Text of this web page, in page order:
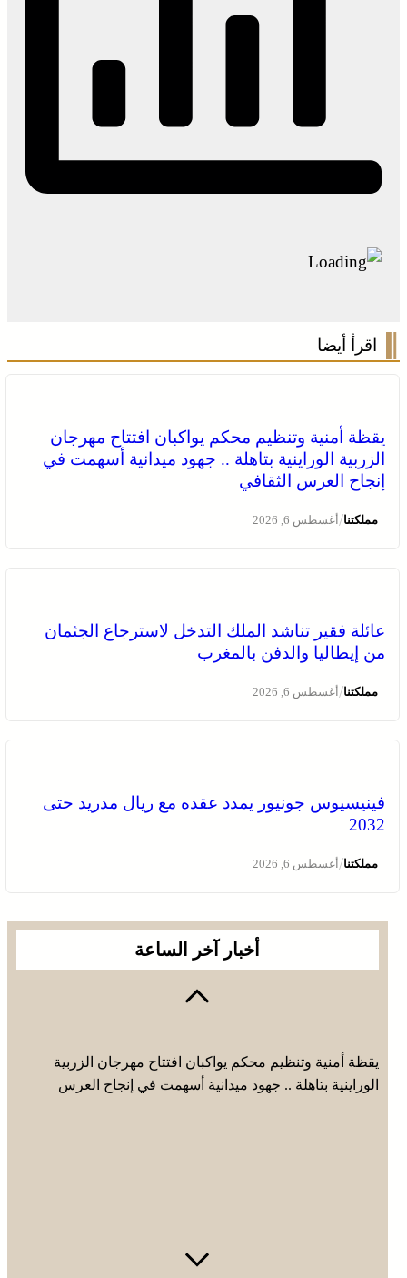
اقرأ أيضا
يقظة أمنية وتنظيم محكم يواكبان افتتاح مهرجان
الزربية الوراينية بتاهلة .. جهود ميدانية أسهمت في
إنجاح العرس الثقافي
مملكتنا/أغسطس 6, 2026
عائلة فقير تناشد الملك التدخل لاسترجاع الجثمان
من إيطاليا والدفن بالمغرب
مملكتنا/أغسطس 6, 2026
فينيسيوس جونيور يمدد عقده مع ريال مدريد حتى
2032
مملكتنا/أغسطس 6, 2026
أخبار آخر الساعة
يقظة أمنية وتنظيم محكم يواكبان افتتاح مهرجان الزربية
الوراينية بتاهلة .. جهود ميدانية أسهمت في إنجاح العرس